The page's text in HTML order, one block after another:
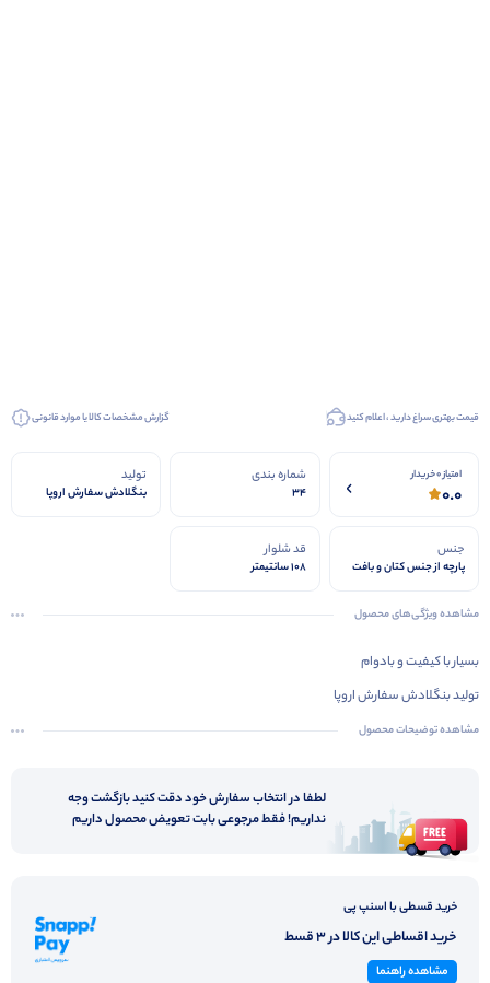
قیمت بهتری سراغ دارید ، اعلام کنید گزارش مشخصات کالا یا موارد قانونی
امتیاز 0 خریدار
0.0
شماره بندی
34
تولید
بنگلادش سفارش اروپا
جنس
پارچه از جنس کتان و بافت
قد شلوار
108 سانتیمتر
مشاهده ویژگی‌های محصول
بسیار با کیفیت و بادوام
تولید بنگلادش سفارش اروپا
مشاهده توضیحات محصول
لطفا در انتخاب سفارش خود دقت کنید بازگشت وجه
نداریم! فقط مرجوعی بابت تعویض محصول داریم
خرید قسطی با اسنپ پی
خرید اقساطی این کالا در 3 قسط
مشاهده راهنما